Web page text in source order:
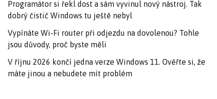
Programátor si řekl dost a sám vyvinul nový nástroj. Tak
dobrý čistič Windows tu ještě nebyl
Vypínáte Wi-Fi router při odjezdu na dovolenou? Tohle
jsou důvody, proč byste měli
V říjnu 2026 končí jedna verze Windows 11. Ověřte si, že
máte jinou a nebudete mít problém